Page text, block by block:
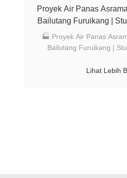
Proyek Air Panas
Bailutang Furuikang |
🏭 Proyek Air Panas
Bailutang Furuikang |
Asrama Staf Pabrik Baru
Lihat Lebih